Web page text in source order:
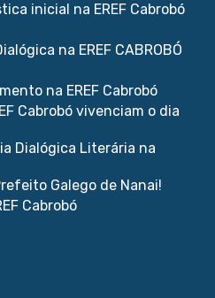
inicial na EREF Cabrobó
na EREF CABROBÓ
na EREF Cabrobó
Cabrobó vivenciam o dia
Dialógica Literária na
Galego de Nanai!
Cabrobó